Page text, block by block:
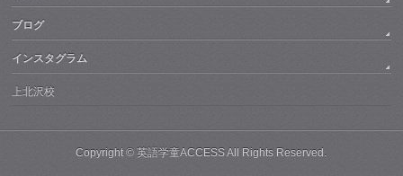
ブログ
インスタグラム
上北沢校
Copyright ©英語学童ACCESSAll Rights Reserved.